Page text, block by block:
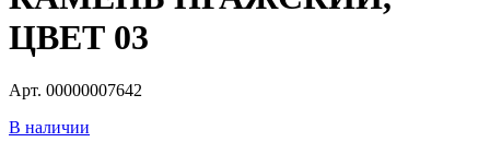
ЦВЕТ 03
Арт. 00000007642
В наличии